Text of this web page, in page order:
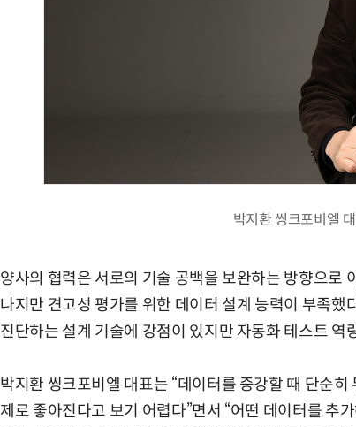
박지환 씽크포비엘
양사의 협력은 서로의 기술 공백을 보완하는 방향으로
나지만 견고성 평가를 위한 데이터 설계 능력이 부족
진단하는 설계 기술에 강점이 있지만 자동화 테스트 역
박지환 씽크포비엘 대표는 “데이터를 증강할 때 단순
제로 좋아진다고 보기 어렵다”면서 “어떤 데이터를 추